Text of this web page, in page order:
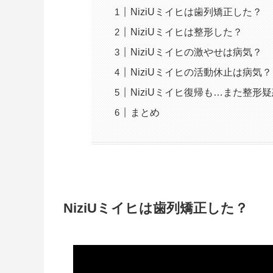
NiziUミイヒは歯列矯正した？
NiziUミイヒは整形した？
NiziUミイヒの激やせは病気？
NiziUミイヒの活動休止は病気？
NiziUミイヒ復帰も…また整形
まとめ
NiziUミイヒは歯列矯正した？